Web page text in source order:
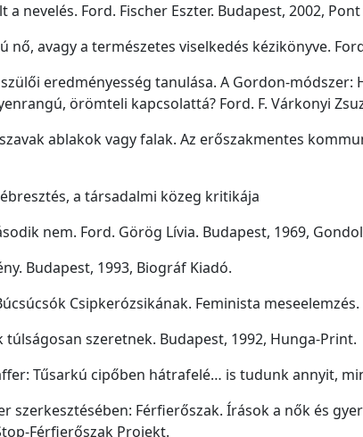
a nevelés. Ford. Fischer Eszter. Budapest, 2002,
nő, avagy a természetes viselkedés kézikönyve.
szülői eredményesség tanulása. A Gordon-
örömteli kapcsolattá? Ford. F. Várkonyi
ablakok vagy falak. Az erőszakmentes
a társadalmi közeg kritikája
nem. Ford. Görög Lívia. Budapest, 1969,
Budapest, 1993, Biográf Kiadó.
Csipkerózsikának. Feminista
szeretnek. Budapest, 1992, Hunga-Print.
Tűsarkú cipőben hátrafelé… is tudunk annyit,
szerkesztésében: Férfierőszak. Írások a nők és
Férfierőszak Projekt.